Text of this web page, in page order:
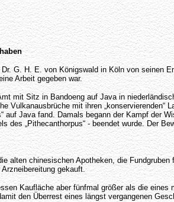
G. H. E. von Königswald in Köln von
Arbeit gegeben war.
mit Sitz in Bandoeng auf Java in
Vulkanausbrüche mit ihren
auf Java fand. Damals begann der Kampf der
„Pithecanthorpus“ - beendet wurde. Der
alten chinesischen Apotheken, die
gekauft.
Kaufläche aber fünfmal größer als die
den Überrest eines längst vergangenen